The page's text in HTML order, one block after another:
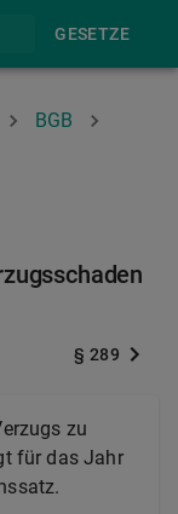
GESETZE
BGB
§ 289
zu
für das Jahr